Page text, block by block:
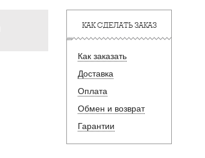
КАК СДЕЛАТЬ ЗАКАЗ
Как заказать
Доставка
Оплата
Обмен и возврат
Гарантии